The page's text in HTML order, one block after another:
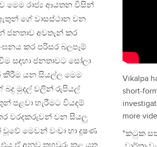
මෙම රාජ්‍ය ආයතන විසින්
ගේ වාසස්ථාන වන
ජනතාව අවතැන් කර
කර පරිසර බලපෑම්
සඳහා ජනතාවට සෝලා
කිරීම යන සියල්ල මෙම
බදු මුදල් වලින් රුපියල්
පළවා හැරීමට වියදම්
වරදකරුවන් වන සියලු
මෙවන් වංචා හා දූෂණ
Vikalpa
short-
more
"කටුක